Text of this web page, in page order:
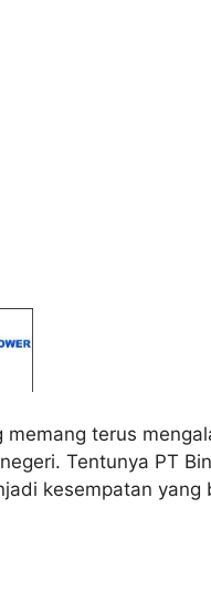
terus
Tentunya PT
kesempatan yang